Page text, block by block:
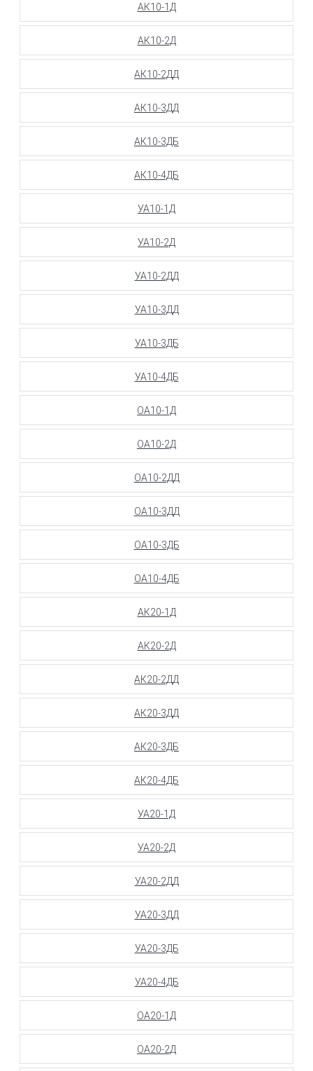
АК10-1Д
АК10-2Д
АК10-2ДД
АК10-3ДД
АК10-3ДБ
АК10-4ДБ
УА10-1Д
УА10-2Д
УА10-2ДД
УА10-3ДД
УА10-3ДБ
УА10-4ДБ
ОА10-1Д
ОА10-2Д
ОА10-2ДД
ОА10-3ДД
ОА10-3ДБ
ОА10-4ДБ
АК20-1Д
АК20-2Д
АК20-2ДД
АК20-3ДД
АК20-3ДБ
АК20-4ДБ
УА20-1Д
УА20-2Д
УА20-2ДД
УА20-3ДД
УА20-3ДБ
УА20-4ДБ
ОА20-1Д
ОА20-2Д